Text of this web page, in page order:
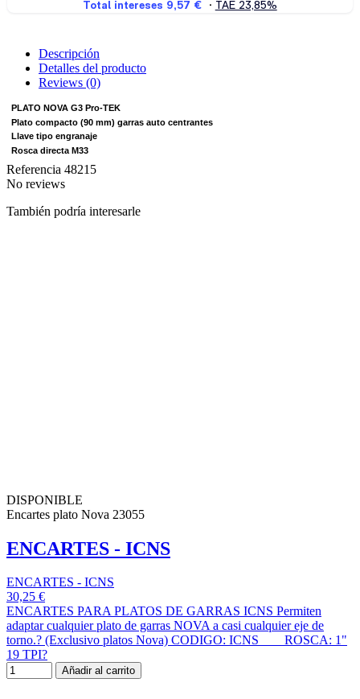
Descripción
Detalles del producto
Reviews (0)
PLATO NOVA G3 Pro-TEK
Plato compacto (90 mm) garras auto centrantes
Llave tipo engranaje
Rosca directa M33
Referencia 48215
No reviews
También podría interesarle
DISPONIBLE
Encartes plato Nova 23055
ENCARTES - ICNS
ENCARTES - ICNS
30,25 €
ENCARTES PARA PLATOS DE GARRAS ICNS Permiten
adaptar cualquier plato de garras NOVA a casi cualquier eje de
torno.? (Exclusivo platos Nova) CODIGO: ICNS ROSCA: 1"
19 TPI?
Añadir al carrito